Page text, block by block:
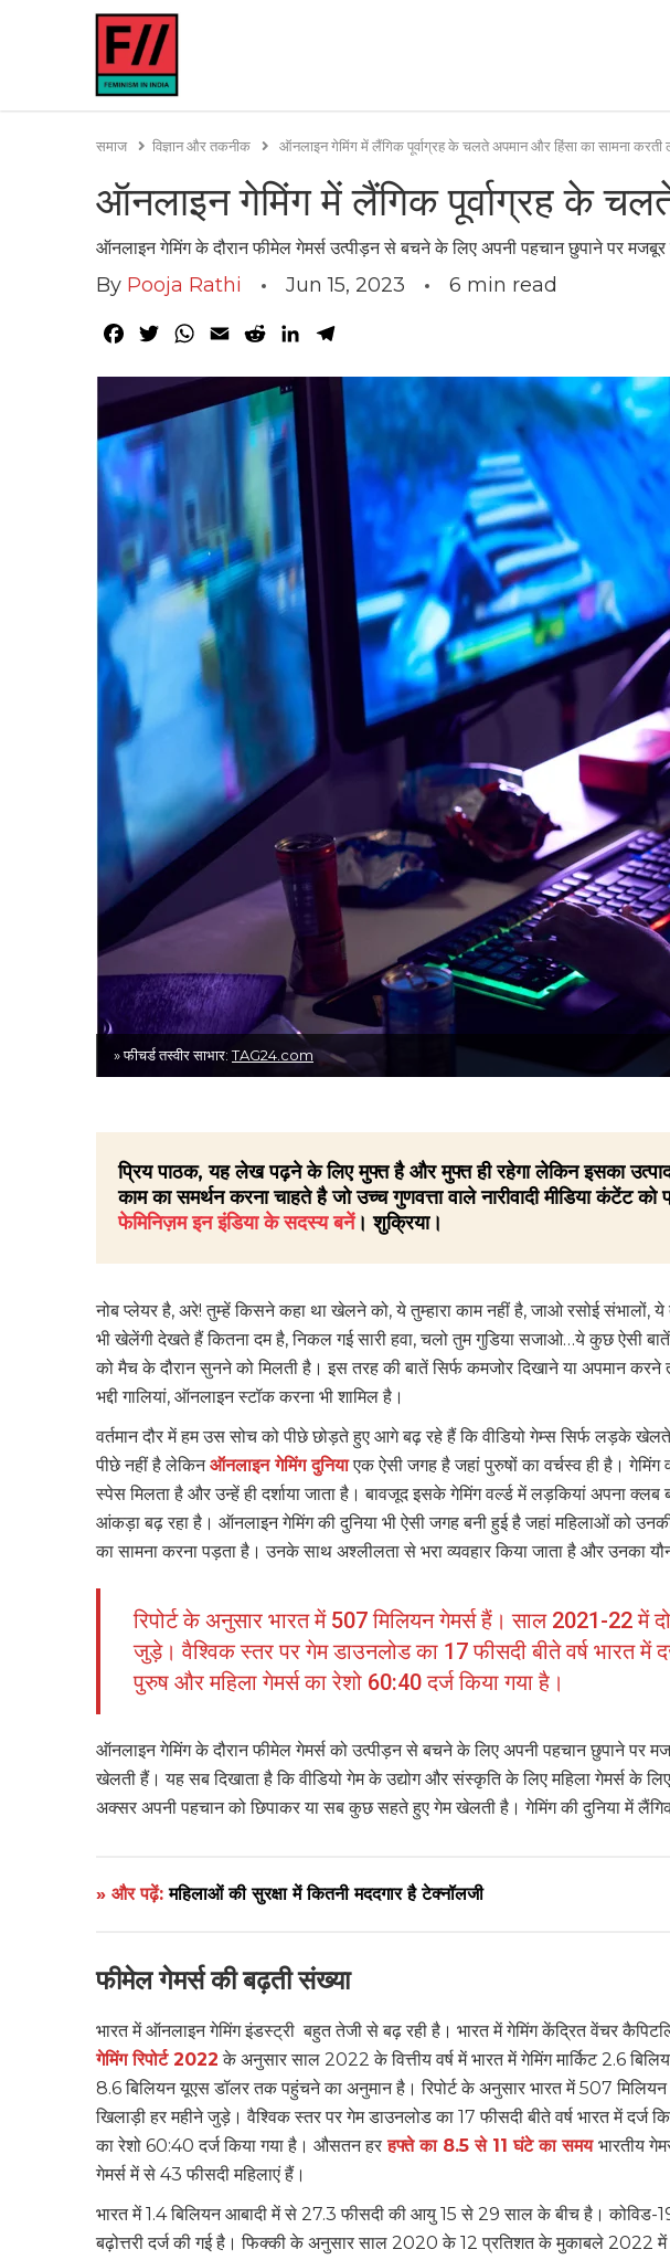
समाज विज्ञान और तकनीक ऑनलाइन गेमिंग में लैंगिक पूर्वाग्रह के चलते अपमान और हिंसा का सामना करती
ऑनलाइन गेमिंग में लैंगिक पूर्वाग्रह के
ऑनलाइन गेमिंग के दौरान फीमेल गेमर्स उत्पीड़न से बचने के लिए अपनी पहचान छुपाने पर
By Pooja Rathi Jun 15, 2023 6 min read
Facebook
TwitterWhatsApp
Email RedditLinkedIn
» फीचर्ड तस्वीर साभार:TAG24.com
प्रिय पाठक, यह लेख पढ़ने के लिए मुफ्त है और मुफ्त ही रहेगा लेकिन इसका
काम का समर्थन करना चाहते है जो उच्च गुणवत्ता वाले नारीवादी मीडिया कंटेंट
फेमिनिज़म इन इंडिया के सदस्य बनें। शुक्रिया।
नोब प्लेयर है, अरे! तुम्हें किसने कहा था खेलने को, ये तुम्हारा काम नहीं है, जाओ रसोई संभालों, ये
भी खेलेंगी देखते हैं कितना दम है, निकल गई सारी हवा, चलो तुम गुडिया सजाओ…ये कुछ ऐसी
को मैच के दौरान सुनने को मिलती है। इस तरह की बातें सिर्फ कमजोर दिखाने या अपमान करने
भद्दी गालियां, ऑनलाइन स्टॉक करना भी शामिल है।
वर्तमान दौर में हम उस सोच को पीछे छोड़ते हुए आगे बढ़ रहे हैं कि वीडियो गेम्स सिर्फ लड़के
पीछे नहीं है लेकिनऑनलाइन गेमिंग दुनिया एक ऐसी जगह है जहां पुरुषों का वर्चस्व ही है। गेमिंग
स्पेस मिलता है और उन्हें ही दर्शाया जाता है। बावजूद इसके गेमिंग वर्ल्ड में लड़कियां अपना क्लब
आंकड़ा बढ़ रहा है। ऑनलाइन गेमिंग की दुनिया भी ऐसी जगह बनी हुई है जहां महिलाओं को
का सामना करना पड़ता है। उनके साथ अश्लीलता से भरा व्यवहार किया जाता है और उनका
रिपोर्ट के अनुसार भारत में 507 मिलियन गेमर्स हैं। साल 2021-22 में
जुड़े। वैश्विक स्तर पर गेम डाउनलोड का 17 फीसदी बीते वर्ष भारत में
पुरुष और महिला गेमर्स का रेशो 60:40 दर्ज किया गया है।
ऑनलाइन गेमिंग के दौरान फीमेल गेमर्स को उत्पीड़न से बचने के लिए अपनी पहचान छुपाने पर
खेलती हैं। यह सब दिखाता है कि वीडियो गेम के उद्योग और संस्कृति के लिए महिला गेमर्स के
अक्सर अपनी पहचान को छिपाकर या सब कुछ सहते हुए गेम खेलती है। गेमिंग की दुनिया में
» और पढ़ें:महिलाओं की सुरक्षा में कितनी मददगार है टेक्नॉलजी
फीमेल गेमर्स की बढ़ती संख्या
भारत में ऑनलाइन गेमिंग इंडस्ट्री बहुत तेजी से बढ़ रही है। भारत में गेमिंग केंद्रित वेंचर
गेमिंग रिपोर्ट 2022 के अनुसार साल 2022 के वित्तीय वर्ष में भारत में गेमिंग मार्किट 2.6
8.6 बिलियन यूएस डॉलर तक पहुंचने का अनुमान है। रिपोर्ट के अनुसार भारत में 507
खिलाड़ी हर महीने जुड़े। वैश्विक स्तर पर गेम डाउनलोड का 17 फीसदी बीते वर्ष भारत में दर्ज
का रेशो 60:40 दर्ज किया गया है। औसतन हर हफ्ते का 8.5 से 11 घंटे का समय भारतीय
गेमर्स में से 43 फीसदी महिलाएं हैं।
भारत में 1.4 बिलियन आबादी में से 27.3 फीसदी की आयु 15 से 29 साल के बीच है। कोविड-
बढ़ोत्तरी दर्ज की गई है। फिक्की के अनुसार साल 2020 के 12 प्रतिशत के मुकाबले 2022